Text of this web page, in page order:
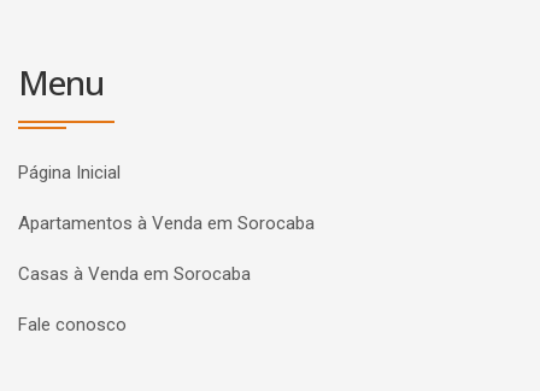
Menu
Página Inicial
Apartamentos à Venda em Sorocaba
Casas à Venda em Sorocaba
Fale conosco